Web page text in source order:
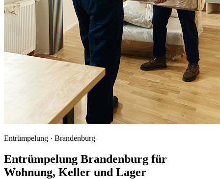
Entrümpelung · Brandenburg
Entrümpelung Brandenburg für
Wohnung, Keller und Lager